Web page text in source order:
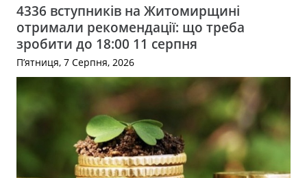
4336 вступників на Житомирщині
отримали рекомендації: що треба
зробити до 18:00 11 серпня
П’ятниця, 7 Серпня, 2026